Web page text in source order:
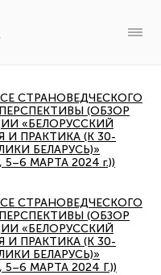
СТРАНОВЕДЧЕСКОГО
(ОБЗОР
«БЕЛОРУССКИЙ
ПРАКТИКА (К 30-
БЕЛАРУСЬ)»
МАРТА 2024 г.))
СТРАНОВЕДЧЕСКОГО
(ОБЗОР
«БЕЛОРУССКИЙ
ПРАКТИКА (К 30-
БЕЛАРУСЬ)»
МАРТА 2024 Г.))